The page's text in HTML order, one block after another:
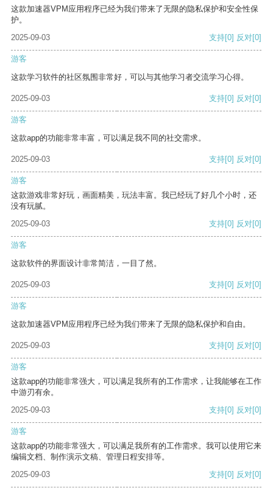
这款加速器VPM应用程序已经为我们带来了无限的隐私保护和安全性保
护。
2025-09-03
支持[0] 反对[0]
游客
这款学习软件的社区氛围非常好，可以与其他学习者交流学习心得。
2025-09-03 支持[0] 反对[0]
游客
这款app的功能非常丰富，可以满足我不同的社交需求。
2025-09-03 支持[0] 反对[0]
游客
这款游戏非常好玩，画面精美，玩法丰富。我已经玩了好几个小时，还
没有玩腻。
2025-09-03
支持[0] 反对[0]
游客
这款软件的界面设计非常简洁，一目了然。
2025-09-03 支持[0] 反对[0]
游客
这款加速器VPM应用程序已经为我们带来了无限的隐私保护和自由。
2025-09-03 支持[0] 反对[0]
游客
这款app的功能非常强大，可以满足我所有的工作需求，让我能够在工作
中游刃有余。
2025-09-03
支持[0] 反对[0]
游客
这款app的功能非常强大，可以满足我所有的工作需求。我可以使用它来
编辑文档、制作演示文稿、管理日程安排等。
2025-09-03
支持[0] 反对[0]